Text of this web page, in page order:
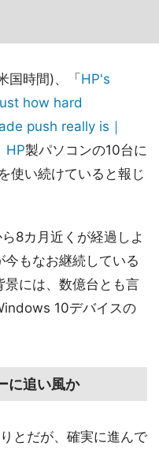
時間)、「 HP's
how hard
push really is｜
HP製パソコンの10台に
を使い続けていると報じ
8カ月近くが経過しよ
もなお継続している
には、数億台とも言
10デバイスの
に追い風か
とだが、確実に進んで